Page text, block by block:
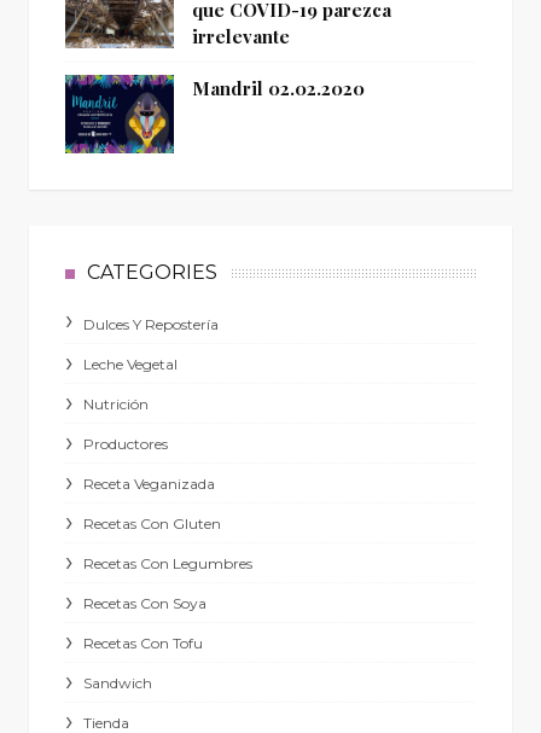
que COVID-19 parezca
irrelevante
Mandril 02.02.2020
CATEGORIES
Dulces Y Repostería
Leche Vegetal
Nutrición
Productores
Receta Veganizada
Recetas Con Gluten
Recetas Con Legumbres
Recetas Con Soya
Recetas Con Tofu
Sandwich
Tienda